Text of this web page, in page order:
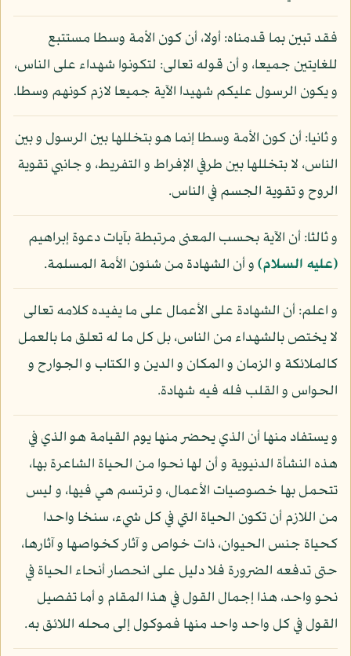
فقد تبين بما قدمناه: أولا، أن كون الأمة وسطا مستتبع
للغايتين جميعا، و أن قوله تعالى: لتكونوا شهداء على الناس،
و يكون الرسول عليكم شهيدا الآية جميعا لازم كونهم وسطا.
و ثانيا: أن كون الأمة وسطا إنما هو بتخللها بين الرسول و بين
الناس، لا بتخللها بين طرفي الإفراط و التفريط، و جانبي تقوية
الروح و تقوية الجسم في الناس.
و ثالثا: أن الآية بحسب المعنى مرتبطة بآيات دعوة إبراهيم
(عليه السلام)و أن الشهادة من شئون الأمة المسلمة.
و اعلم: أن الشهادة على الأعمال على ما يفيده كلامه تعالى
لا يختص بالشهداء من الناس، بل كل ما له تعلق ما بالعمل
كالملائكة و الزمان و المكان و الدين و الكتاب و الجوارح و
الحواس و القلب فله فيه شهادة.
و يستفاد منها أن الذي يحضر منها يوم القيامة هو الذي في
هذه النشأة الدنيوية و أن لها نحوا من الحياة الشاعرة بها،
تتحمل بها خصوصيات الأعمال، و ترتسم هي فيها، و ليس
من اللازم أن تكون الحياة التي في كل شيء، سنخا واحدا
كحياة جنس الحيوان، ذات خواص و آثار كخواصها و آثارها،
حتى تدفعه الضرورة فلا دليل على انحصار أنحاء الحياة في
نحو واحد، هذا إجمال القول في هذا المقام و أما تفصيل
القول في كل واحد واحد منها فموكول إلى محله اللائق به.